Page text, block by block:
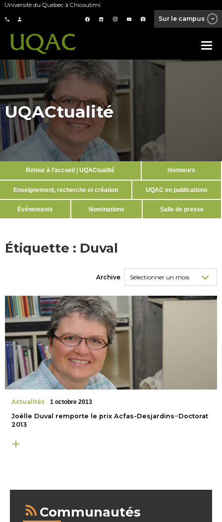
Université du Québec à Chicoutimi
Sur le campus
UQACtualité
Retour à l’accueil | UQACtualité Honneurs
Enseignement, recherche et création UQAC en publications
Événements Nominations Salle de presse
Étiquette : Duval
Archive
Actualités 1 octobre 2013
Joëlle Duval remporte le prix Acfas-Desjardins−Doctorat
2013
Communautés